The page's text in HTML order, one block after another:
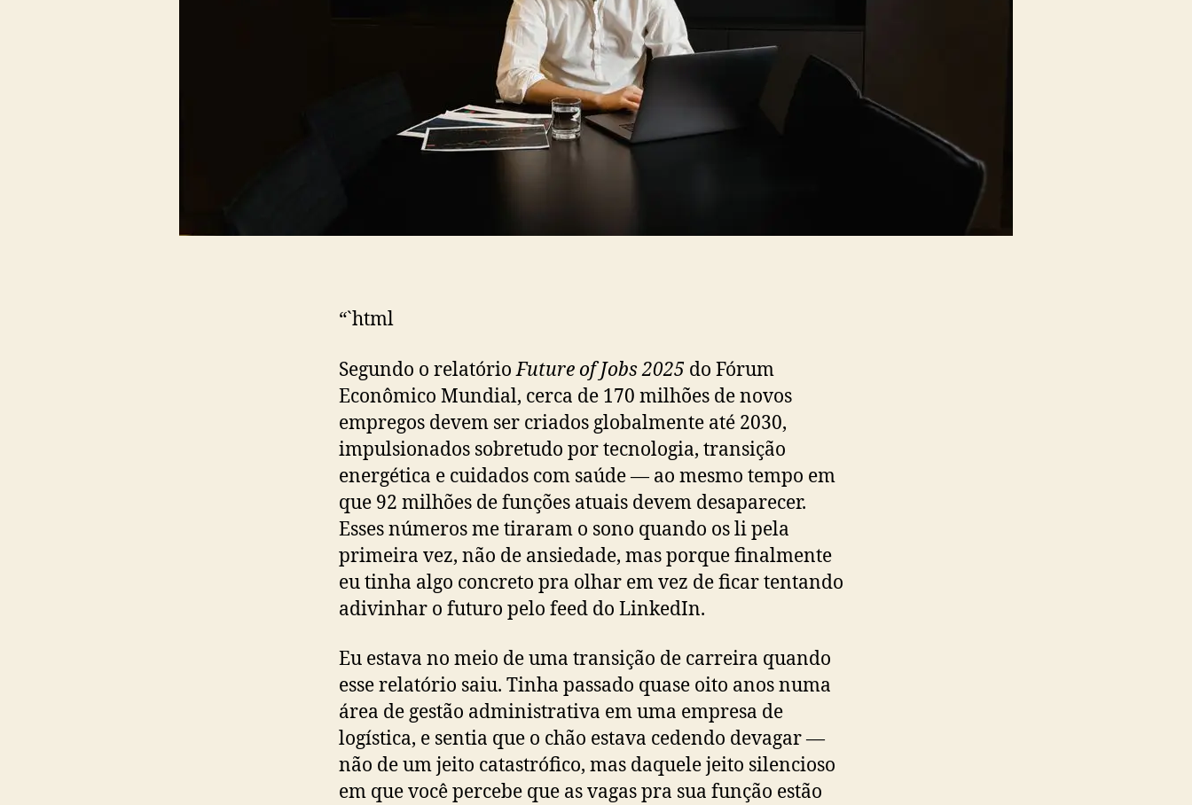
“`html
Segundo o relatórioFuture of Jobs 2025 do Fórum
Econômico Mundial, cerca de 170 milhões de novos
empregos devem ser criados globalmente até 2030,
impulsionados sobretudo por tecnologia, transição
energética e cuidados com saúde — ao mesmo tempo em
que 92 milhões de funções atuais devem desaparecer.
Esses números me tiraram o sono quando os li pela
primeira vez, não de ansiedade, mas porque finalmente
eu tinha algo concreto pra olhar em vez de ficar tentando
adivinhar o futuro pelo feed do LinkedIn.
Eu estava no meio de uma transição de carreira quando
esse relatório saiu. Tinha passado quase oito anos numa
área de gestão administrativa em uma empresa de
logística, e sentia que o chão estava cedendo devagar —
não de um jeito catastrófico, mas daquele jeito silencioso
em que você percebe que as vagas pra sua função estão